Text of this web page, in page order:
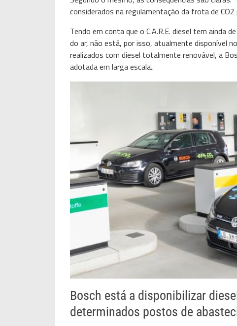
considerados na regulamentação da frota de CO2
Tendo em conta que o C.A.R.E. diesel tem ainda
do ar, não está, por isso, atualmente disponível
realizados com diesel totalmente renovável, a
adotada em larga escala..
Bosch está a disponibilizar
determinados postos de